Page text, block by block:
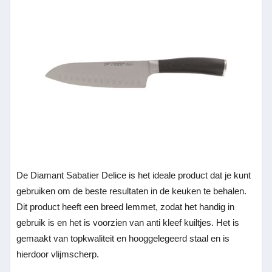
De Diamant Sabatier Delice is het ideale product dat je kunt
gebruiken om de beste resultaten in de keuken te behalen.
Dit product heeft een breed lemmet, zodat het handig in
gebruik is en het is voorzien van anti kleef kuiltjes. Het is
gemaakt van topkwaliteit en hooggelegeerd staal en is
hierdoor vlijmscherp.